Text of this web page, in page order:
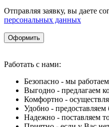
Отправляя заявку, вы даете
персональных данных
Оформить
Работать с нами:
Безопасно - мы
Выгодно - предлагаем
Комфортно -
Удобно -
Надежно - поставляем